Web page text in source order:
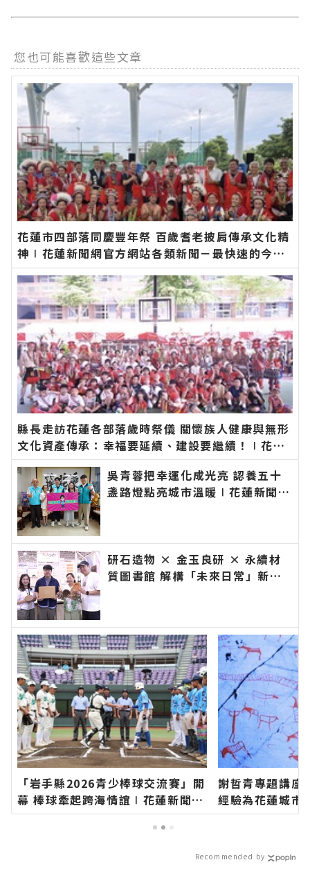
您也可能喜歡這些文章
花蓮市四部落同慶豐年祭 百歲耆老披肩傳承文化精
神∣花蓮新聞網官方網站各類新聞－最快速的今日
新聞報導 最新的在地資訊！
縣長走訪花蓮各部落歲時祭儀 關懷族人健康與無形
文化資產傳承：幸福要延續、建設要繼續！∣花蓮
新聞網官方網站各類新聞－最快速的今日新聞報導
最新的在地資訊！吳青蓉把幸運化成光亮 認養五十
盞路燈點亮城市溫暖∣花蓮新聞網
研石造物 × 金玉良研 × 永續材
質圖書館 解構「未來日常」新樣
在地資訊！
「岩手縣2026青少棒球交流賽」開
幕 棒球牽起跨海情誼∣花蓮新聞網
官方網站各類新聞－最快速的今日
新聞報導 最新的在地資訊！
謝哲青專題講座
經驗為花蓮城
花蓮新聞網官方
Recommended by